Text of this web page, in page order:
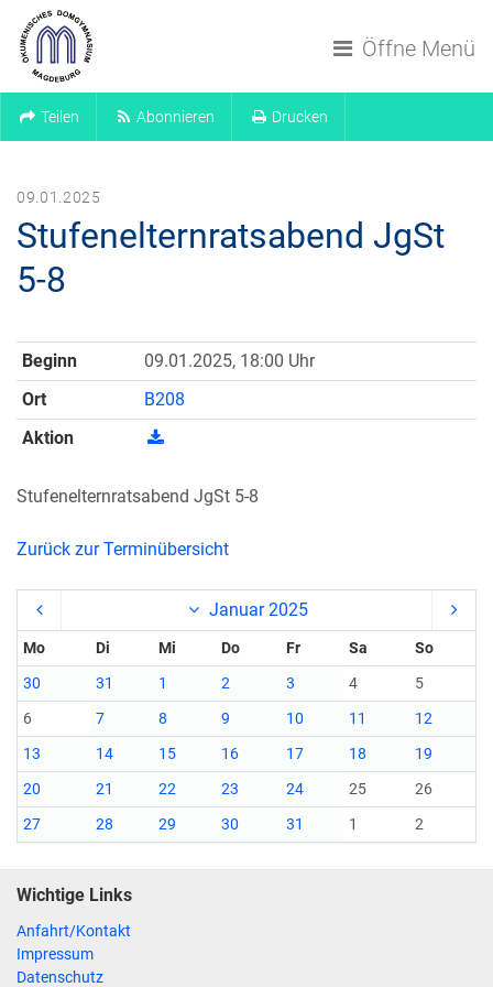
Öffne Menü
Teilen Abonnieren Drucken
09.01.2025
Stufenelternratsabend JgSt
5-8
Beginn
09.01.2025, 18:00 Uhr
Ort
B208
Aktion
Stufenelternratsabend JgSt 5-8
Zurück zur Terminübersicht
Januar 2025
Mo Di Mi Do Fr Sa
So
30
31 1 2 3 4
5
6
7 8 9 10 11
12
13
14 15 16 17 18
19
20
21 22 23 24 25
26
27
28 29 30 31 1 2
Wichtige Links
Anfahrt/Kontakt
Impressum
Datenschutz